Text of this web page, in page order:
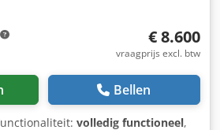
€ 8.600
vraagprijs excl. btw
Bellen
volledig functioneel,